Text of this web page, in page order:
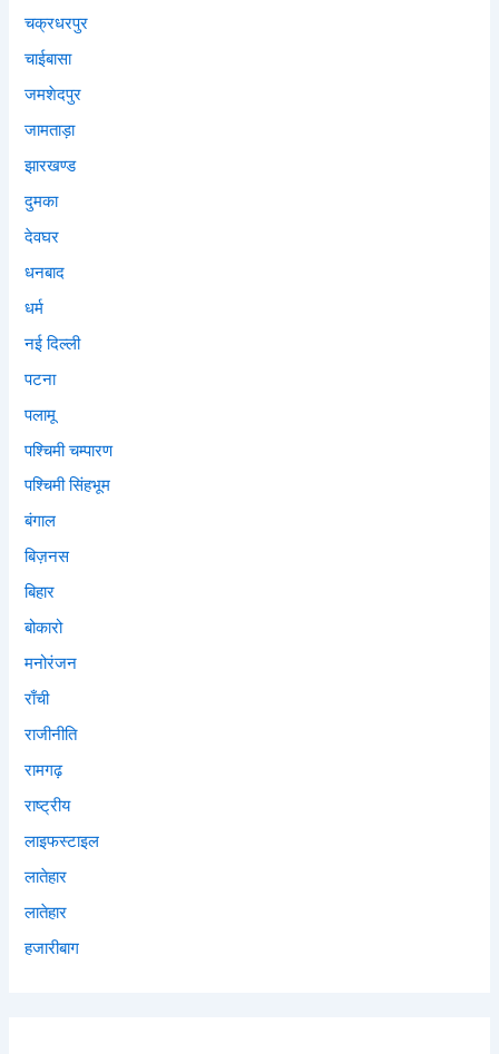
चक्रधरपुर
चाईबासा
जमशेदपुर
जामताड़ा
झारखण्ड
दुमका
देवघर
धनबाद
धर्म
नई दिल्ली
पटना
पलामू
पश्चिमी चम्पारण
पश्चिमी सिंहभूम
बंगाल
बिज़नस
बिहार
बोकारो
मनोरंजन
राँची
राजीनीति
रामगढ़
राष्ट्रीय
लाइफस्टाइल
लातेहार
लातेहार
हजारीबाग